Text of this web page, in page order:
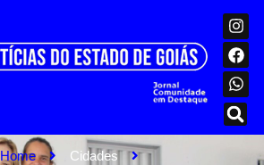
Home
Cidades